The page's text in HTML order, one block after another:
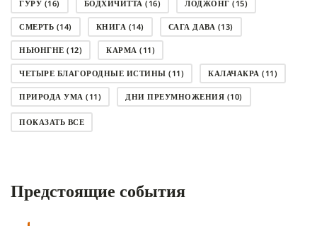
ГУРУ (16) БОДХИЧИТТА (16) ЛОДЖОНГ (15)
СМЕРТЬ (14) КНИГА (14) САГА ДАВА (13)
НЬЮНГНЕ (12) КАРМА (11)
ЧЕТЫРЕ БЛАГОРОДНЫЕ ИСТИНЫ (11) КАЛАЧАКРА (11)
ПРИРОДА УМА (11) ДНИ ПРЕУМНОЖЕНИЯ (10)
СОВЕТ(10)
АНАЛИТИЧЕСКАЯ МЕДИТАЦИЯ(7)
ПОКАЗАТЬ ВСЕ
Предстоящие события